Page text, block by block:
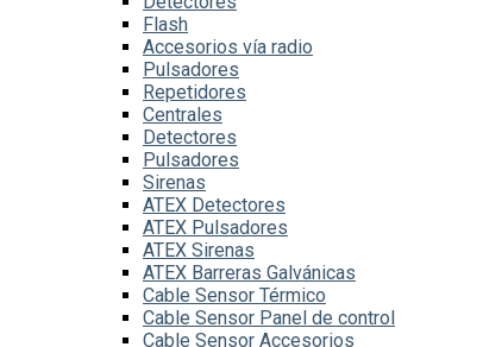
Flash
Accesorios vía radio
Pulsadores
Repetidores
Centrales
Detectores
Pulsadores
Sirenas
ATEX Detectores
ATEX Pulsadores
ATEX Sirenas
ATEX Barreras Galvánicas
Cable Sensor Térmico
Cable Sensor Panel de control
Cable Sensor Accesorios